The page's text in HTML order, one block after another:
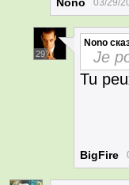
03/29/
29
Nono
Je
Tu
BigFire